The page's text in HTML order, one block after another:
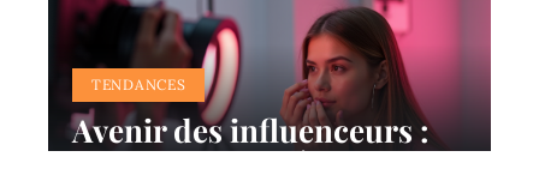
TENDANCES
Avenir des influenceurs :
tendances et prévisions du